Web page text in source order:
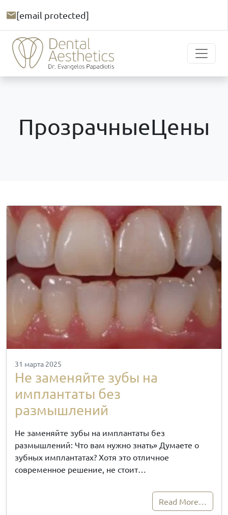
[email protected]
ПрозрачныеЦены
31 марта 2025
Не заменяйте зубы на
имплантаты без
размышлений
Не заменяйте зубы на имплантаты без
размышлений: Что вам нужно знать» Думаете о
зубных имплантатах? Хотя это отличное
современное решение, не стоит…
Read More…